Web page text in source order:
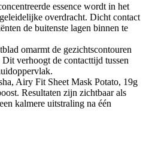
essence wordt in het
overdracht. Dicht contact
de buitenste lagen binnen te
omarmt de gezichtscontouren
verhoogt de contacttijd tussen
Airy Fit Sheet Mask Potato, 19g
Resultaten zijn zichtbaar als
kalmere uitstraling na één